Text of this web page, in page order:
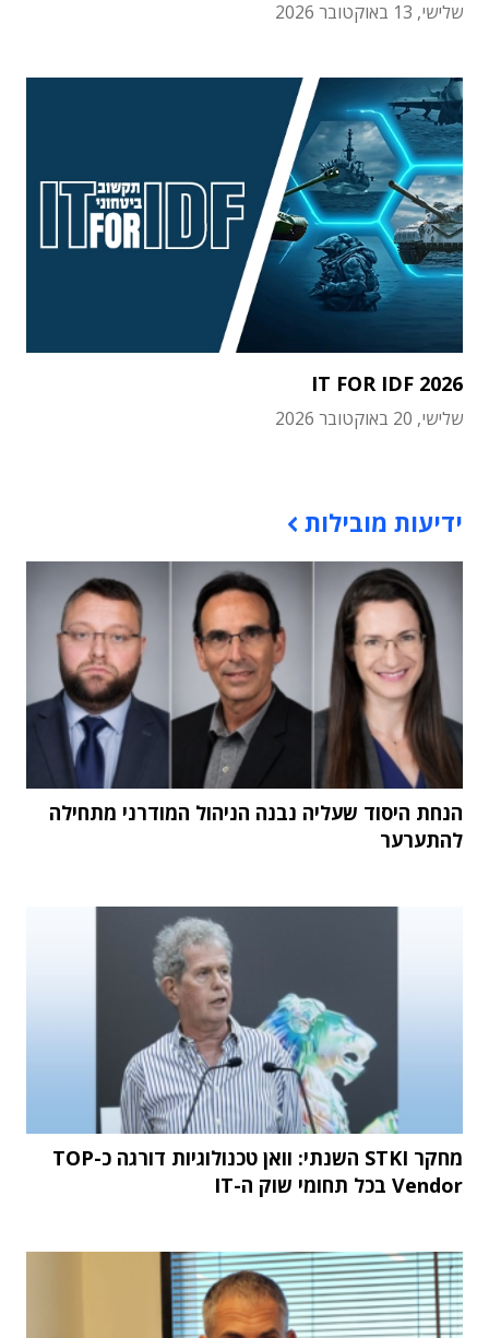
שלישי, 13 באוקטובר 2026
IT FOR IDF 2026
שלישי, 20 באוקטובר 2026
ידיעות מובילות
הנחת היסוד שעליה נבנה הניהול המודרני מתחילה
להתערער
מחקר STKI השנתי: וואן טכנולוגיות דורגה כ-TOP
Vendor בכל תחומי שוק ה-IT